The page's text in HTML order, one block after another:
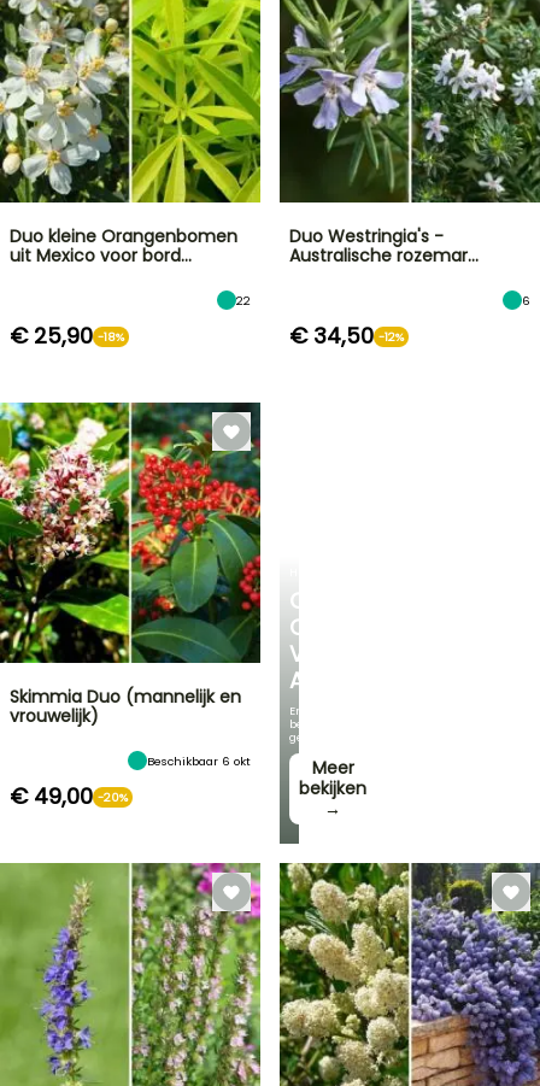
ONTDEK
ONS
VOORDELIGE
ASSORTIMENT
En
bespaar
geld!
Meer
bekijken
→
Duo kleine Orangenbomen
uit Mexico voor bord…
22
€ 25,90 -18%
Duo Westringia's -
Australische rozemar…
6
€ 34,50 -12%
Skimmia Duo (mannelijk en
vrouwelijk)
Beschikbaar 6 okt
€ 49,00 -20%